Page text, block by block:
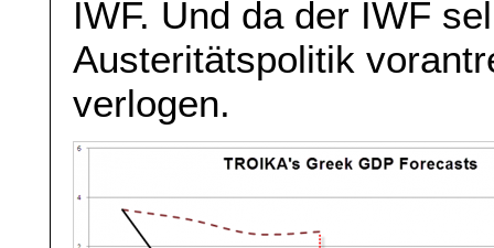
IWF. Und da der IWF
Austeritätspolitik
verlogen.